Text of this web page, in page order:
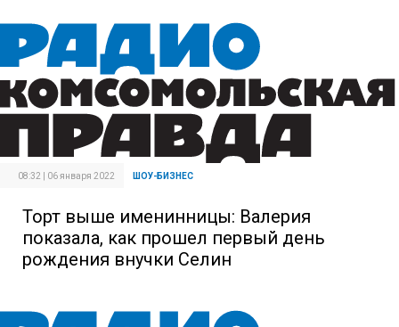
08:32 | 06 января 2022 ШОУ-БИЗНЕС
Торт выше именинницы: Валерия
показала, как прошел первый день
рождения внучки Селин